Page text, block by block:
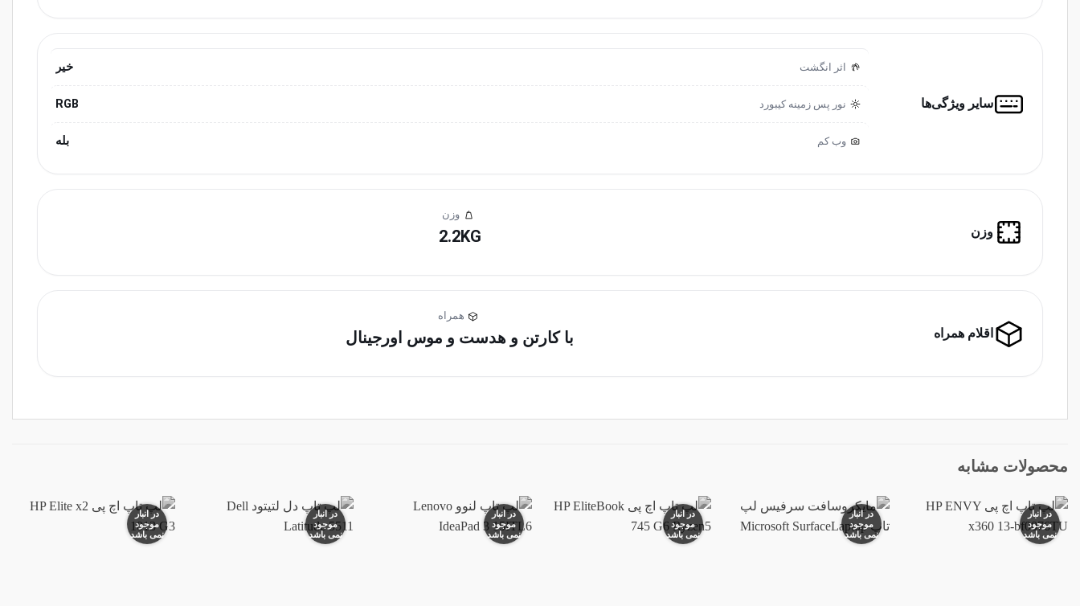
سایر ویژگی‌ها
اثر انگشت خیر
نور پس زمینه کیبورد RGB
وب کم بله
وزن
وزن
2.2KG
اقلام همراه
همراه
با کارتن و هدست و موس اورجینال
محصولات مشابه
در انبار
موجود
نمی باشد
در انبار
موجود
نمی باشد
در انبار
موجود
نمی باشد
در انبار
موجود
نمی باشد
در انبار
موجود
نمی باشد
در انبار
موجود
نمی باشد